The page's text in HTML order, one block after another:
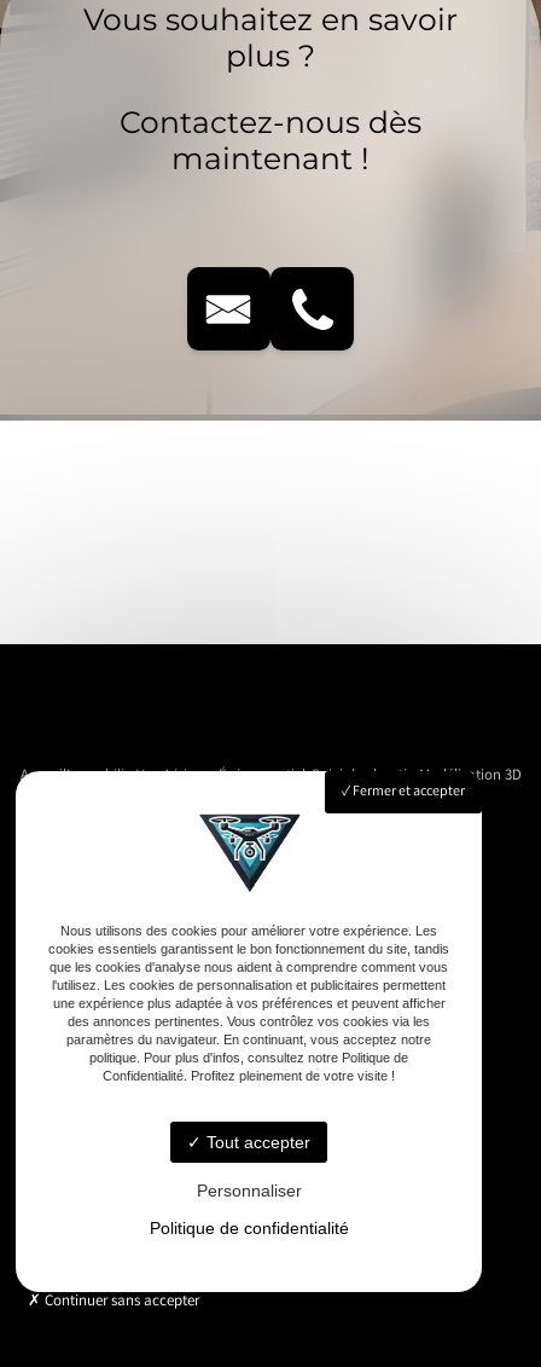
Vous souhaitez en savoir
plus ?
Contactez-nous dès
maintenant !
AccueilImmobilierVue AérienneÉvénementielsSuivi de chantier Modélisation 3D
Contact
Adresse
33590 Vensac
Téléphone
06 33 48 35 75
contact@gd-drones-services.fr
Horaires
Fermer et accepter
Nous utilisons des cookies pour améliorer votre expérience. Les
cookies essentiels garantissent le bon fonctionnement du site, tandis
que les cookies d'analyse nous aident à comprendre comment vous
l'utilisez. Les cookies de personnalisation et publicitaires permettent
une expérience plus adaptée à vos préférences et peuvent afficher
des annonces pertinentes. Vous contrôlez vos cookies via les
paramètres du navigateur. En continuant, vous acceptez notre
politique. Pour plus d'infos, consultez notre Politique de
Confidentialité. Profitez pleinement de votre visite !
Tout accepter
Personnaliser
Politique de confidentialité
Continuer sans accepter